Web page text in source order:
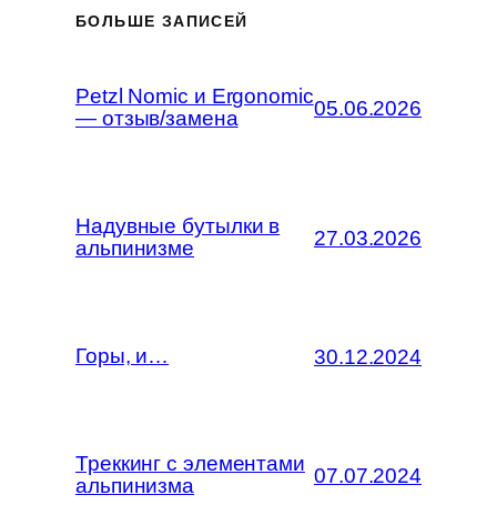
БОЛЬШЕ ЗАПИСЕЙ
Petzl Nomic и Ergonomic
— отзыв/замена
05.06.2026
Надувные бутылки в
альпинизме
27.03.2026
Горы, и… 30.12.2024
Треккинг с элементами
альпинизма
07.07.2024